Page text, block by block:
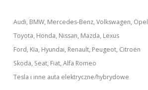
Audi, BMW, Mercedes-Benz, Volkswagen, Opel
Toyota, Honda, Nissan, Mazda, Lexus
Ford, Kia, Hyundai, Renault, Peugeot, Citroën
Skoda, Seat, Fiat, Alfa Romeo
Tesla i inne auta elektryczne/hybrydowe